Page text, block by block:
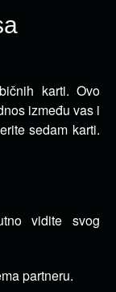
karti. Ovo
između vas i
sedam karti.
vidite svog
partneru.